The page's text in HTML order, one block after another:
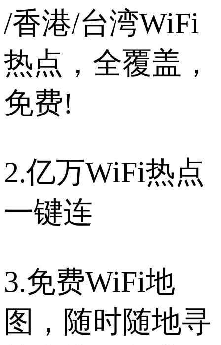
/香港/台湾WiFi
热点，全覆盖，
免费!
2.亿万WiFi热点
一键连
3.免费WiFi地
图，随时随地寻